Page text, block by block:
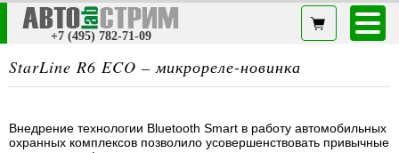
+7 (495) 782-71-09
StarLine R6 ECO – микрореле-новинка
Внедрение технологии Bluetooth Smart в работу автомобильных
охранных комплексов позволило усовершенствовать привычные